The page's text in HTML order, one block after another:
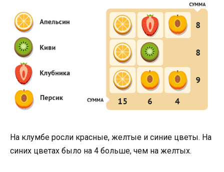
На клумбе росли красные, желтые и синие цветы. На
синих цветах было на 4 больше, чем на желтых.